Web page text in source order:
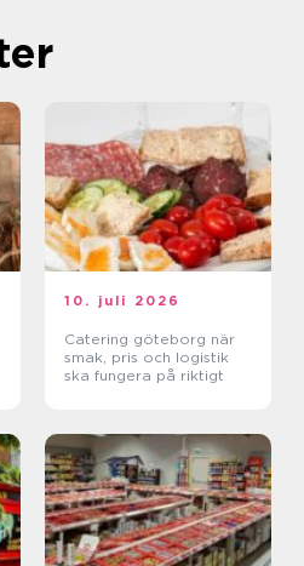
10. juli 2026
Catering göteborg när
smak, pris och logistik
ska fungera på riktigt